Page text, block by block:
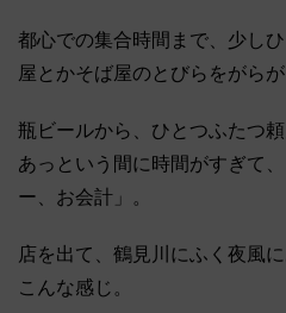
都心での集合時間まで、少し
屋とかそば屋のとびらをがら
瓶ビールから、ひとつふたつ
あっという間に時間がすぎて
ー、お会計」。
店を出て、鶴見川にふく夜風
こんな感じ。